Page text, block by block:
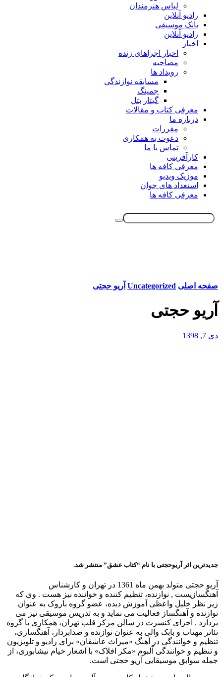
لباس هنرمندان
رادیو آنلاین
بانک موسیقی
رادیو آنلاین
اخبار
اخبار اجراهای زنده
مصاحبه
رویداد ها
مسابقه نوازندگی
جمینگ
گیتار بتل
معرفی کتاب و مقالات
درباره ما
مقررات
دعوت به همکاری
تماس با ما
کارآفرینی
معرفی کافه ها
موزیک ویدیو
استعداد های جوان
معرفی کافه ها
صفحه اصلی Uncategorized آریو حجتی
آریو حجتی
دی 7, 1398
جدیدترین اثر آریوحجتی با نام “کتاب عشق” منتشر شد.
آریو حجتی متولد بهمن ماه 1361 در تهران و کارشناس
آهنگسازیست , نوازنده، تنظیم کننده و خواننده نیز هست . وی که
زیر نظر خلیل واعظی آموزش دیده، عضو گروه باروک به عنوان
نوازنده و آهنگساز فعالیت می نماید و به تدریس موسیقی نیز می
پردازد . اجرای کنسرت در سالن مرکز قلب تهران، همکاری با گروه
تئاتر مهتاب و بابک والی به عنوان نوازنده و صدابردار، آهنگسازی،
تنظیم و خوانندگی در آهنگ «میراث عاشقان» برای رادیو و تلویزیون
و تنظیم و خوانندگی آلبوم «مکر افلاک» با اشعار خیام نیشابوری، از
جمله سوابق موسیقایی آریو حجتی است.